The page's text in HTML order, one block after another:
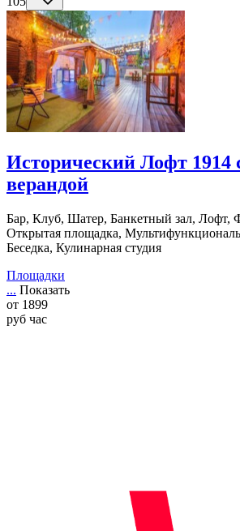
Исторический Лофт 1914
верандой
Бар, Клуб, Шатер, Банкетный зал, Лофт,
Открытая площадка,
Беседка, Кулинарная студия
Площадки
... Показать
от 1899
руб час